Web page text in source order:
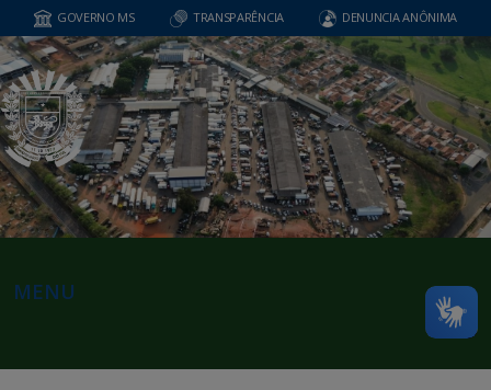
GOVERNO MS TRANSPARÊNCIA DENUNCIA ANÔNIMA
MENU